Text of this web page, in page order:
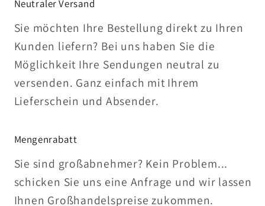
Neutraler Versand
Sie möchten Ihre Bestellung direkt zu Ihren
Kunden liefern? Bei uns haben Sie die
Möglichkeit Ihre Sendungen neutral zu
versenden. Ganz einfach mit Ihrem
Lieferschein und Absender.
Mengenrabatt
Sie sind großabnehmer? Kein Problem...
schicken Sie uns eine Anfrage und wir lassen
Ihnen Großhandelspreise zukommen.